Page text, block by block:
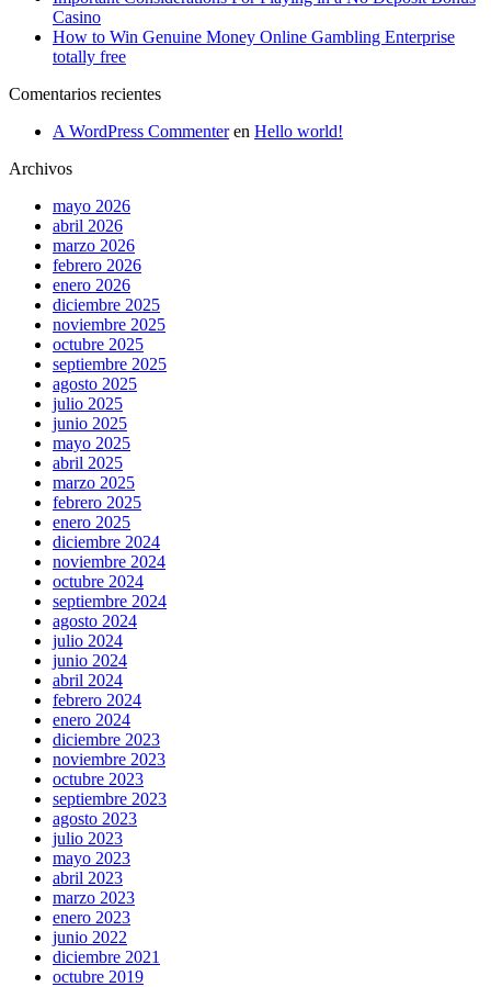
Casino
How to Win Genuine Money Online Gambling Enterprise
totally free
Comentarios recientes
A WordPress Commenteren Hello world!
Archivos
mayo 2026
abril 2026
marzo 2026
febrero 2026
enero 2026
diciembre 2025
noviembre 2025
octubre 2025
septiembre 2025
agosto 2025
julio 2025
junio 2025
mayo 2025
abril 2025
marzo 2025
febrero 2025
enero 2025
diciembre 2024
noviembre 2024
octubre 2024
septiembre 2024
agosto 2024
julio 2024
junio 2024
abril 2024
febrero 2024
enero 2024
diciembre 2023
noviembre 2023
octubre 2023
septiembre 2023
agosto 2023
julio 2023
mayo 2023
abril 2023
marzo 2023
enero 2023
junio 2022
diciembre 2021
octubre 2019